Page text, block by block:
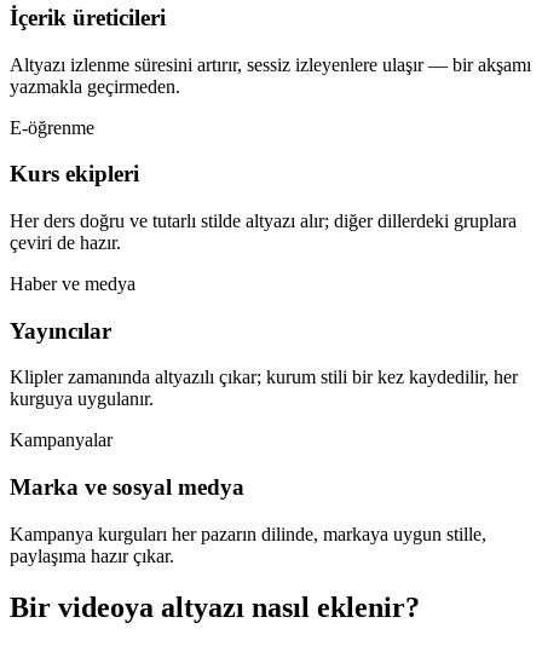
İçerik üreticileri
Altyazı izlenme süresini artırır, sessiz izleyenlere ulaşır — bir akşamı
yazmakla geçirmeden.
E-öğrenme
Kurs ekipleri
Her ders doğru ve tutarlı stilde altyazı alır; diğer dillerdeki gruplara
çeviri de hazır.
Haber ve medya
Yayıncılar
Klipler zamanında altyazılı çıkar; kurum stili bir kez kaydedilir, her
kurguya uygulanır.
Kampanyalar
Marka ve sosyal medya
Kampanya kurguları her pazarın dilinde, markaya uygun stille,
paylaşıma hazır çıkar.
Bir videoya altyazı nasıl eklenir?